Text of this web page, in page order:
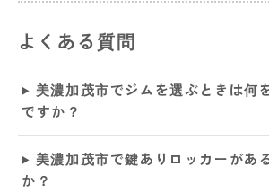
よくある質問
美濃加茂市でジムを選ぶときは何
ですか？
美濃加茂市で鍵ありロッカーがあ
か？